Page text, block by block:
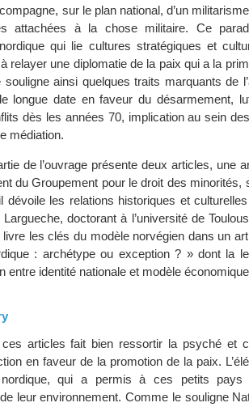
sur le plan national, d’un
attachées à la chose militaire. Ce
qui lie cultures stratégiques et
relayer une diplomatie de la paix qui a la
souligne ainsi quelques traits marquants de
longue date en faveur du désarmement,
dès les années 70, implication au sein
médiation.
de l’ouvrage présente deux articles, une
du Groupement pour le droit des minorités,
dévoile les relations historiques et
doctorant à l’université de
livre les clés du modèle norvégien dans un
: archétype ou exception ? » dont la
entre identité nationale et modèle
articles fait bien ressortir la psyché et
en faveur de la promotion de la paix.
nordique, qui a permis à ces petits pays
leur environnement. Comme le souligne